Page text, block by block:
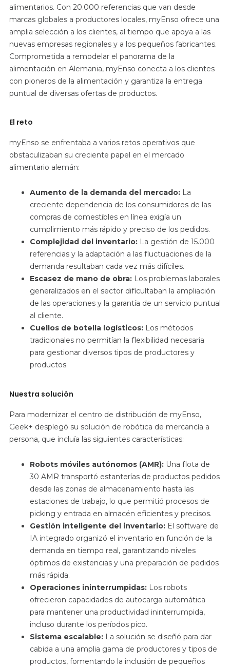
alimentarios. Con 20.000 referencias que van desde
marcas globales a productores locales, myEnso ofrece una
amplia selección a los clientes, al tiempo que apoya a las
nuevas empresas regionales y a los pequeños fabricantes.
Comprometida a remodelar el panorama de la
alimentación en Alemania, myEnso conecta a los clientes
con pioneros de la alimentación y garantiza la entrega
puntual de diversas ofertas de productos.
El reto
myEnso se enfrentaba a varios retos operativos que
obstaculizaban su creciente papel en el mercado
alimentario alemán:
Aumento de la demanda del mercado: La
creciente dependencia de los consumidores de las
compras de comestibles en línea exigía un
cumplimiento más rápido y preciso de los pedidos.
Complejidad del inventario: La gestión de 15.000
referencias y la adaptación a las fluctuaciones de la
demanda resultaban cada vez más difíciles.
Escasez de mano de obra: Los problemas laborales
generalizados en el sector dificultaban la ampliación
de las operaciones y la garantía de un servicio puntual
al cliente.
Cuellos de botella logísticos: Los métodos
tradicionales no permitían la flexibilidad necesaria
para gestionar diversos tipos de productores y
productos.
Nuestra solución
Para modernizar el centro de distribución de myEnso,
Geek+ desplegó su solución de robótica de mercancía a
persona, que incluía las siguientes características:
Robots móviles autónomos (AMR): Una flota de
30 AMR transportó estanterías de productos pedidos
desde las zonas de almacenamiento hasta las
estaciones de trabajo, lo que permitió procesos de
picking y entrada en almacén eficientes y precisos.
Gestión inteligente del inventario: El software de
IA integrado organizó el inventario en función de la
demanda en tiempo real, garantizando niveles
óptimos de existencias y una preparación de pedidos
más rápida.
Operaciones ininterrumpidas: Los robots
ofrecieron capacidades de autocarga automática
para mantener una productividad ininterrumpida,
incluso durante los períodos pico.
Sistema escalable: La solución se diseñó para dar
cabida a una amplia gama de productores y tipos de
productos, fomentando la inclusión de pequeños